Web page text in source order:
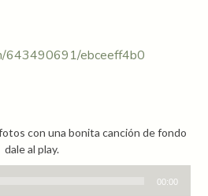
643490691/ebceeff4b0
con una bonita canción de fondo
dale al play.
00:00